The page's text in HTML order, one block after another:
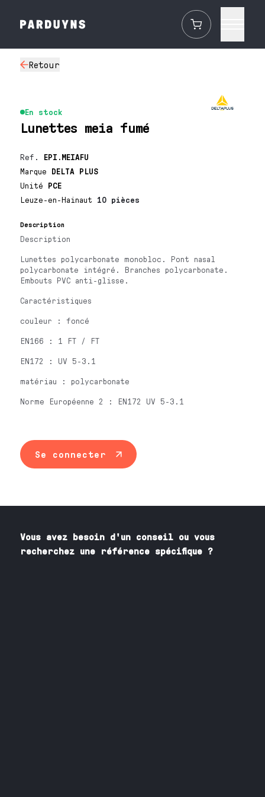
Retour
En stock
Lunettes meia fumé
Ref. EPI.MEIAFU
Marque DELTA PLUS
Unité PCE
Leuze-en-Hainaut 10 pièces
Description
Description
Lunettes polycarbonate monobloc. Pont nasal
polycarbonate intégré. Branches polycarbonate.
Embouts PVC anti-glisse.
Caractéristiques
couleur : foncé
EN166 : 1 FT / FT
EN172 : UV 5-3.1
matériau : polycarbonate
Norme Européenne 2 : EN172 UV 5-3.1
Se connecter
Vous avez besoin d'un conseil ou vous
recherchez une référence spécifique ?